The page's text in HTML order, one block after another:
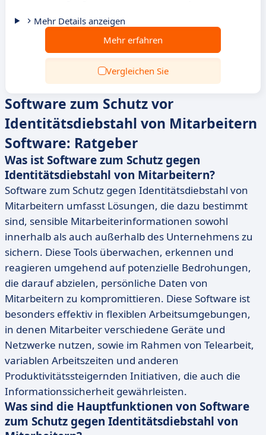
Mehr Details anzeigen
Mehr erfahren
Vergleichen Sie
Software zum Schutz vor
Identitätsdiebstahl von Mitarbeitern
Software: Ratgeber
Was ist Software zum Schutz gegen
Identitätsdiebstahl von Mitarbeitern?
Software zum Schutz gegen Identitätsdiebstahl von
Mitarbeitern umfasst Lösungen, die dazu bestimmt
sind, sensible Mitarbeiterinformationen sowohl
innerhalb als auch außerhalb des Unternehmens zu
sichern. Diese Tools überwachen, erkennen und
reagieren umgehend auf potenzielle Bedrohungen,
die darauf abzielen, persönliche Daten von
Mitarbeitern zu kompromittieren. Diese Software ist
besonders effektiv in flexiblen Arbeitsumgebungen,
in denen Mitarbeiter verschiedene Geräte und
Netzwerke nutzen, sowie im Rahmen von Telearbeit,
variablen Arbeitszeiten und anderen
Produktivitätssteigernden Initiativen, die auch die
Informationssicherheit gewährleisten.
Was sind die Hauptfunktionen von Software
zum Schutz gegen Identitätsdiebstahl von